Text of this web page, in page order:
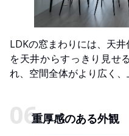
LDKの窓まわりには、天
を天井からすっきり見せ
れ、空間全体がより広く、
重厚感のある外観